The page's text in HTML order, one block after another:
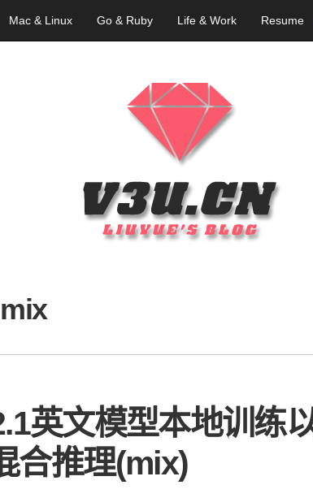
Mac & Linux Go & Ruby Life & Work Resume
mix
英文模型本地训练
合推理(mix)